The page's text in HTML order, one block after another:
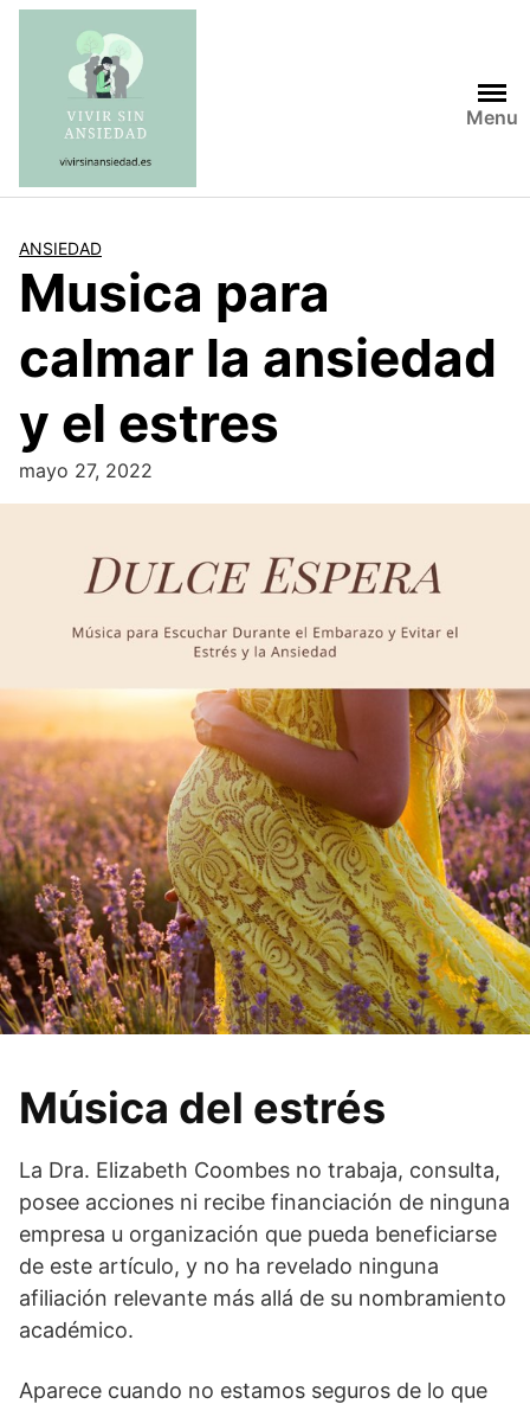
Saltar
contenido
Menu
ANSIEDAD
Musica para
calmar la ansiedad
y el estres
mayo 27, 2022
Música del estrés
La Dra. Elizabeth Coombes no trabaja, consulta,
posee acciones ni recibe financiación de ninguna
empresa u organización que pueda beneficiarse
de este artículo, y no ha revelado ninguna
afiliación relevante más allá de su nombramiento
académico.
Aparece cuando no estamos seguros de lo que